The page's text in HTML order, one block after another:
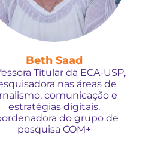
Beth Saad
Titular da ECA-USP,
nas áreas de
comunicação e
estratégias digitais.
do grupo de
pesquisa COM+